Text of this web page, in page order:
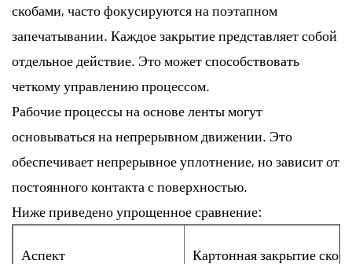
скобами, часто фокусируются на поэтапном
запечатывании. Каждое закрытие представляет собой
отдельное действие. Это может способствовать
четкому управлению процессом.
Рабочие процессы на основе ленты могут
основываться на непрерывном движении. Это
обеспечивает непрерывное уплотнение, но зависит от
постоянного контакта с поверхностью.
Ниже приведено упрощенное сравнение:
Аспект Картонная закрытие